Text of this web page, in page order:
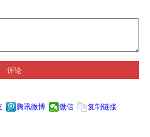
评论
腾讯微博 微信
复制链接